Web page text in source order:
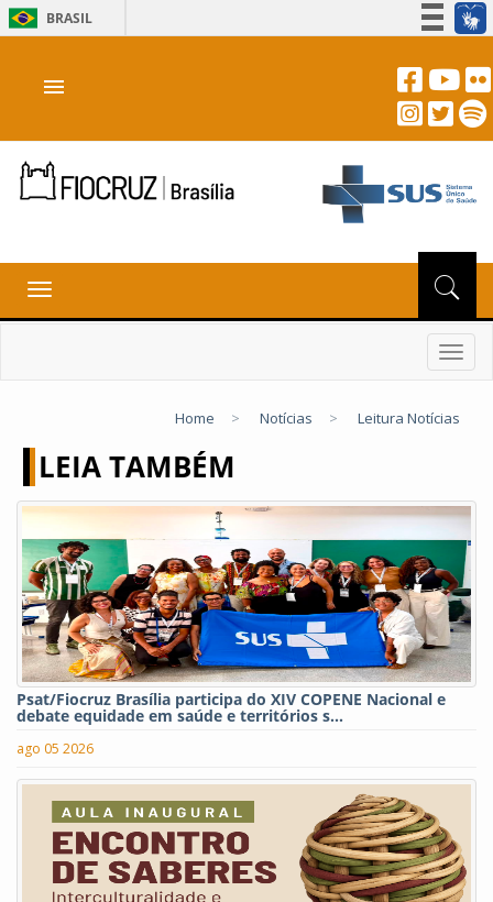
BRASIL
Acesso à informação
Canais
menu
Toggle
navigation
Home > Notícias > Leitura Notícias
LEIA TAMBÉM
Psat/Fiocruz Brasília participa do XIV COPENE Nacional e
debate equidade em saúde e territórios s...
ago 05 2026